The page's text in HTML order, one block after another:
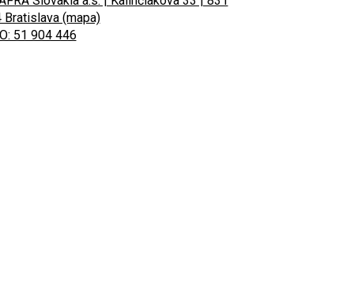
Bratislava (mapa)
51 904 446